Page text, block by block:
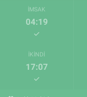
İMSAK
04:19
İKINDI
17:07